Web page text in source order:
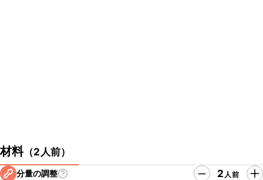
材料（2人前）
分量の調整 2 人前